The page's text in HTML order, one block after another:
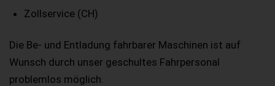
Zollservice (CH)
Die Be- und Entladung fahrbarer Maschinen ist auf
Wunsch durch unser geschultes Fahrpersonal
problemlos möglich.